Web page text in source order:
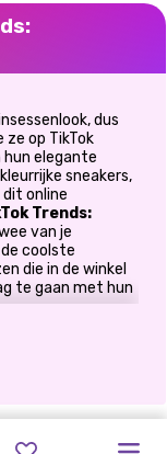
dus
op TikTok
hun elegante
sneakers,
online
Trends:
van je
coolste
die in de winkel
te gaan met hun
van
discreet
je vriend en deze
laarzen, zijn witte
MIJN